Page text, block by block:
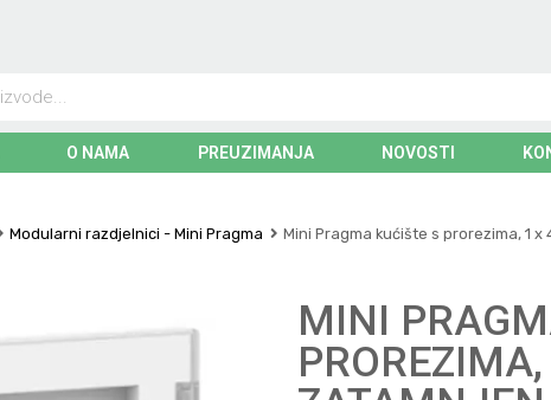
O NAMA PREUZIMANJA NOVOSTI
Modularni razdjelnici - Mini Pragma Mini Pragma kućište s prorezima, 1
MINI